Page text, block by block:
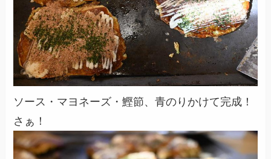
ソース・マヨネーズ・鰹節、青のりかけて完成！
さぁ！